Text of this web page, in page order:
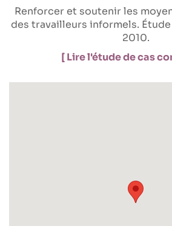
Renforcer et soutenir les
des travailleurs informels.
2010.
[ Lire l'étude de cas